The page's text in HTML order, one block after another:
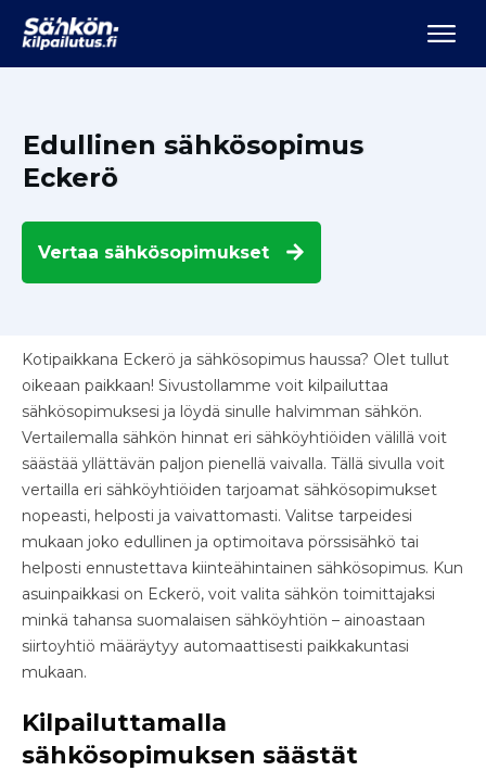
Edullinen sähkösopimus
Eckerö
Vertaa sähkösopimukset
Kotipaikkana Eckerö ja sähkösopimus haussa? Olet tullut
oikeaan paikkaan! Sivustollamme voit kilpailuttaa
sähkösopimuksesi ja löydä sinulle halvimman sähkön.
Vertailemalla sähkön hinnat eri sähköyhtiöiden välillä voit
säästää yllättävän paljon pienellä vaivalla. Tällä sivulla voit
vertailla eri sähköyhtiöiden tarjoamat sähkösopimukset
nopeasti, helposti ja vaivattomasti. Valitse tarpeidesi
mukaan joko edullinen ja optimoitava pörssisähkö tai
helposti ennustettava kiinteähintainen sähkösopimus. Kun
asuinpaikkasi on Eckerö, voit valita sähkön toimittajaksi
minkä tahansa suomalaisen sähköyhtiön – ainoastaan
siirtoyhtiö määräytyy automaattisesti paikkakuntasi
mukaan.
Kilpailuttamalla
sähkösopimuksen säästät